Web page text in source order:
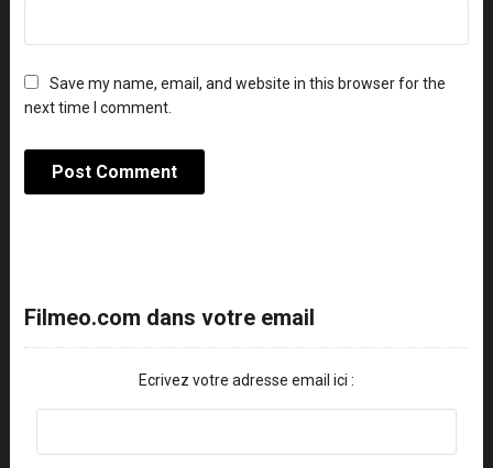
Save my name, email, and website in this browser for the
next time I comment.
Filmeo.com dans votre email
Ecrivez votre adresse email ici :